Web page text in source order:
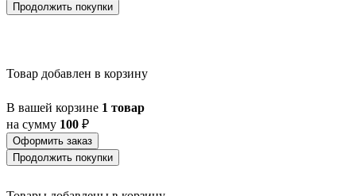
Продолжить покупки
Товар добавлен в корзину
В вашей корзине 1 товар
на сумму 100 ₽
Оформить заказ
Продолжить покупки